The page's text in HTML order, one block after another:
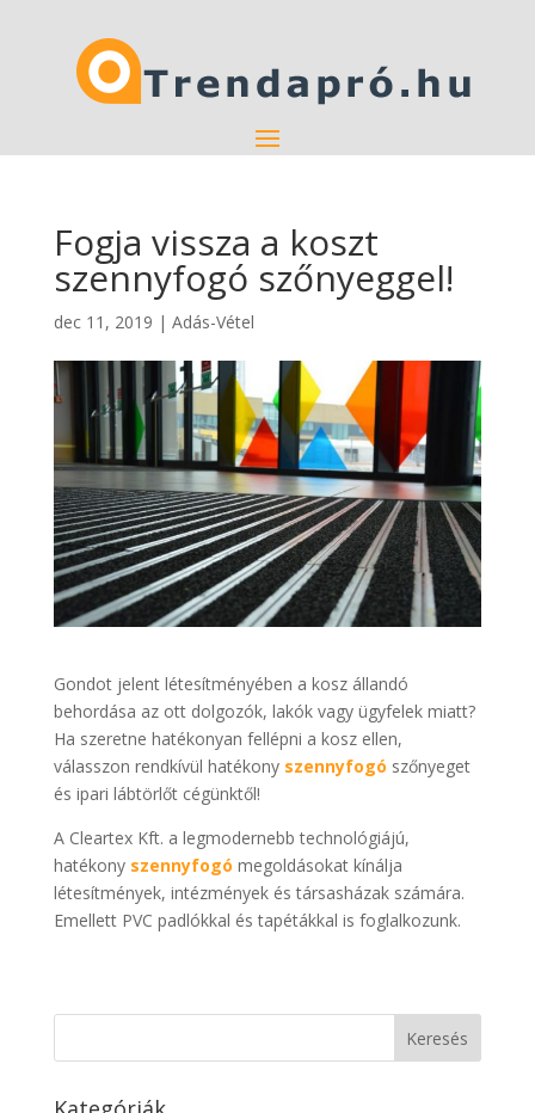
Fogja vissza a koszt
szennyfogó szőnyeggel!
dec 11, 2019 | Adás-Vétel
Gondot jelent létesítményében a kosz állandó
behordása az ott dolgozók, lakók vagy ügyfelek miatt?
Ha szeretne hatékonyan fellépni a kosz ellen,
válasszon rendkívül hatékony szennyfogó szőnyeget
és ipari lábtörlőt cégünktől!
A Cleartex Kft. a legmodernebb technológiájú,
hatékony szennyfogó megoldásokat kínálja
létesítmények, intézmények és társasházak számára.
Emellett PVC padlókkal és tapétákkal is foglalkozunk.